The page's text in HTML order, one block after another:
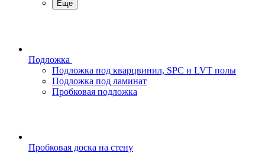
Еще
Подложка
Подложка под кварцвинил, SPC и LVT полы
Подложка под ламинат
Пробковая подложка
Пробковая доска на стену